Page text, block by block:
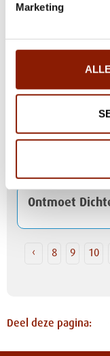
Marketing
nieuwe locatie
Special
Energie &
Ontmoet
‹ 8 9 10
Deel deze pagina: